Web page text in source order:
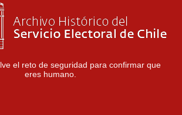
el reto de seguridad para confirmar que
eres humano.